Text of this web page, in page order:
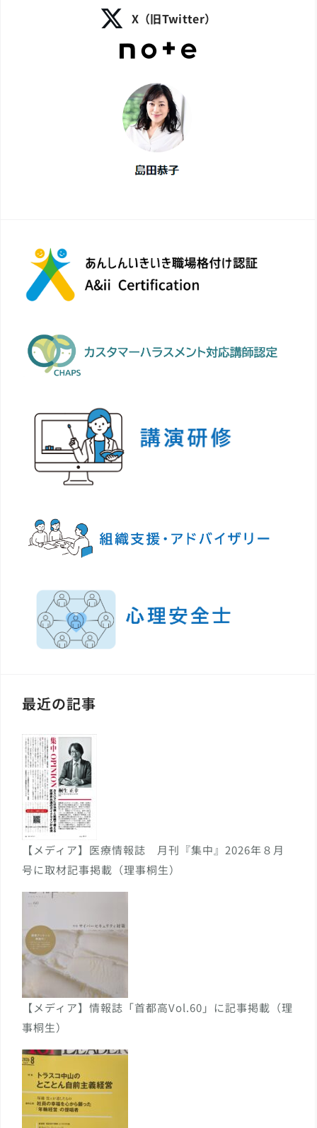
X（旧Twitter）
最近の記事
【メディア】医療情報誌 月刊『集中』2026年８月
号に取材記事掲載（理事桐生）
【メディア】情報誌「首都高Vol.60」に記事掲載（理
事桐生）